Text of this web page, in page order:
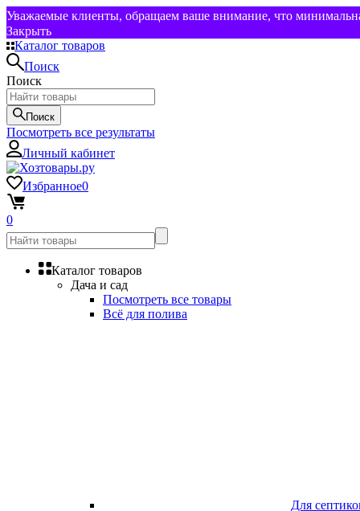
Уважаемые клиенты, обращаем ваше внимание, что
Закрыть
Каталог товаров
Поиск
Поиск
Поиск
Посмотреть все результаты
Личный кабинет
Избранное0
0
Каталог товаров
Дача и сад
Посмотреть все товары
Всё для полива
Для